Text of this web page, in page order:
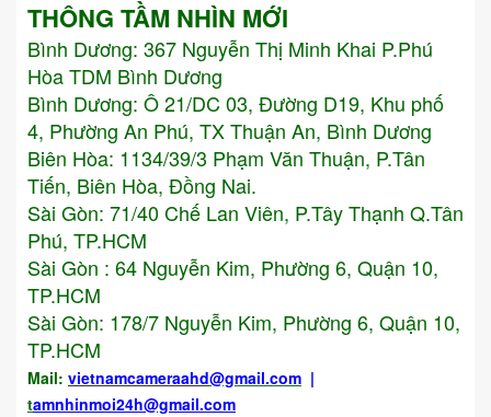
THÔNG TẦM NHÌN MỚI
Bình Dương: 367 Nguyễn Thị Minh Khai P.Phú
Hòa TDM Bình Dương
Bình Dương: Ô 21/DC 03, Đường D19, Khu phố
4, Phường An Phú, TX Thuận An, Bình Dương
Biên Hòa: 1134/39/3 Phạm Văn Thuận, P.Tân
Tiến, Biên Hòa, Đồng Nai.
Sài Gòn: 71/40 Chế Lan Viên, P.Tây Thạnh Q.Tân
Phú, TP.HCM
Sài Gòn : 64 Nguyễn Kim, Phường 6, Quận 10,
TP.HCM
Sài Gòn: 178/7 Nguyễn Kim, Phường 6, Quận 10,
TP.HCM
Mail: vietnamcameraahd@gmail.com |
tamnhinmoi24h@gmail.com